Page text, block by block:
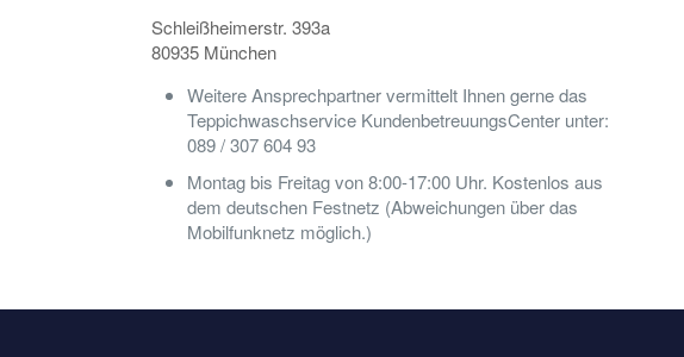
Schleißheimerstr. 393a
80935 München
Weitere Ansprechpartner vermittelt Ihnen gerne das
Teppichwaschservice KundenbetreuungsCenter unter:
089 / 307 604 93
Montag bis Freitag von 8:00-17:00 Uhr. Kostenlos aus
dem deutschen Festnetz (Abweichungen über das
Mobilfunknetz möglich.)